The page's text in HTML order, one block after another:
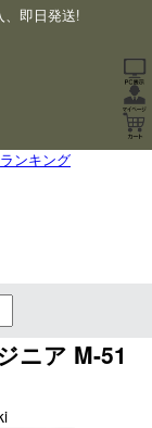
、即日発送!
ランキング
ニア M-51